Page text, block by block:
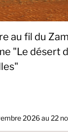
au fil du
"Le désert
2026 au 22